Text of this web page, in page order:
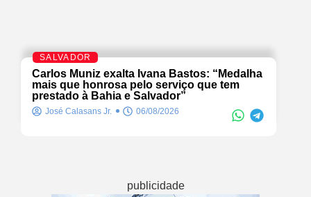
SALVADOR
Carlos Muniz exalta Ivana Bastos: “Medalha
mais que honrosa pelo serviço que tem
prestado à Bahia e Salvador”
José Calasans Jr. 06/08/2026
publicidade